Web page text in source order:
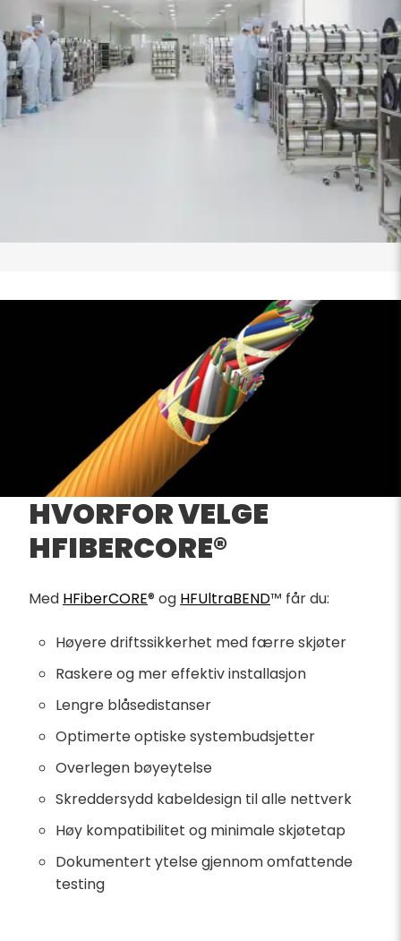
HVORFOR VELGE
HFIBERCORE®
Med HFiberCORE® og HFUltraBEND™ får du:
Høyere driftssikkerhet med færre skjøter
Raskere og mer effektiv installasjon
Lengre blåsedistanser
Optimerte optiske systembudsjetter
Overlegen bøyeytelse
Skreddersydd kabeldesign til alle nettverk
Høy kompatibilitet og minimale skjøtetap
Dokumentert ytelse gjennom omfattende
testing